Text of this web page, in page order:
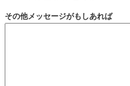
その他メッセージがもしあれば